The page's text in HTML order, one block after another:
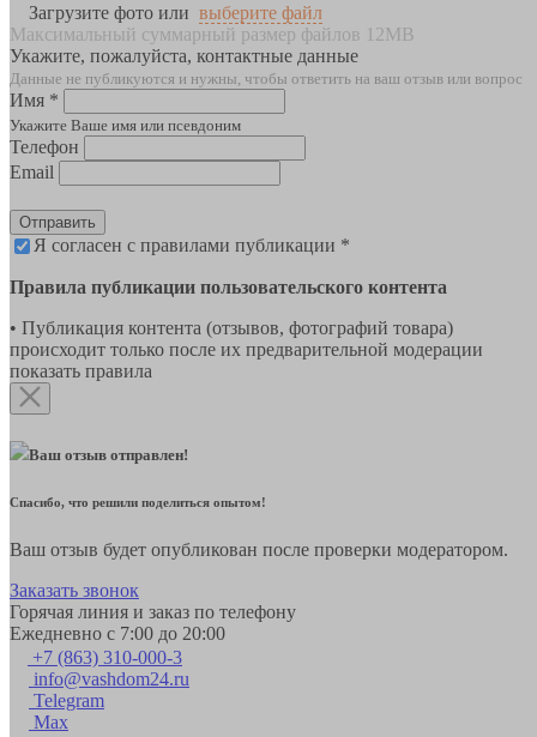
Загрузите фото или выберите файл
Максимальный суммарный размер файлов 12MB
Укажите, пожалуйста, контактные данные
Данные не публикуются и нужны, чтобы ответить на ваш отзыв или вопрос
Имя *
Укажите Ваше имя или псевдоним
Телефон
Email
Отправить
Я согласен с правилами публикации *
Правила публикации пользовательского контента
• Публикация контента (отзывов, фотографий товара)
происходит только после их предварительной модерации
показать правила
Ваш отзыв отправлен!
Спасибо, что решили поделиться опытом!
Ваш отзыв будет опубликован после проверки модератором.
Заказать звонок
Горячая линия и заказ по телефону
Ежедневно с 7:00 до 20:00
+7 (863) 310-000-3
info@vashdom24.ru
Telegram
Max